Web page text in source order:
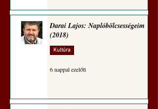
Darai Lajos: Naplóbölcsességeim
(2018)
Kultúra
6 nappal ezelőtt